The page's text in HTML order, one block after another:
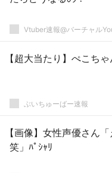
Vtuber速報@バーチャル
【超大当たり】ぺこち
ぶいちゅーばー速報
【画像】女性声優さん
笑」ﾊﾟｼｬﾘ